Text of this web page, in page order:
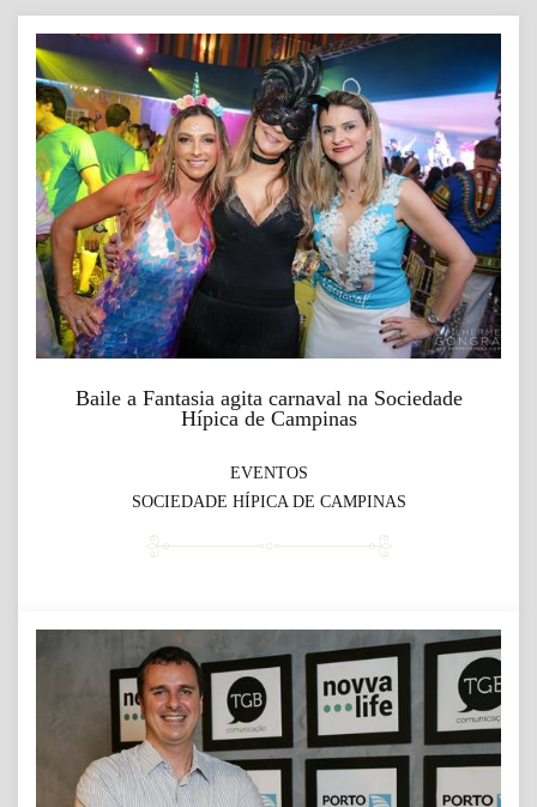
Baile a Fantasia agita carnaval na Sociedade
Hípica de Campinas
EVENTOS
SOCIEDADE HÍPICA DE CAMPINAS